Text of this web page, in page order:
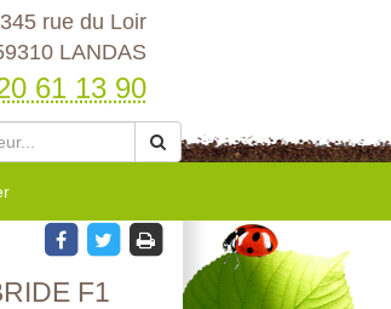
345 rue du Loir
LANDAS
61 13 90
F1